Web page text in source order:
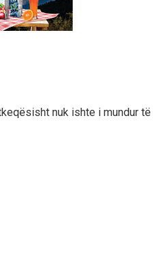
nuk ishte i mundur të